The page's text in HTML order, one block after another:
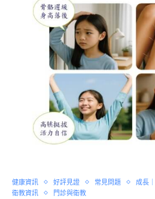
健康資訊 好評見證 常見問題 成長
衛教資訊
門診與衛教